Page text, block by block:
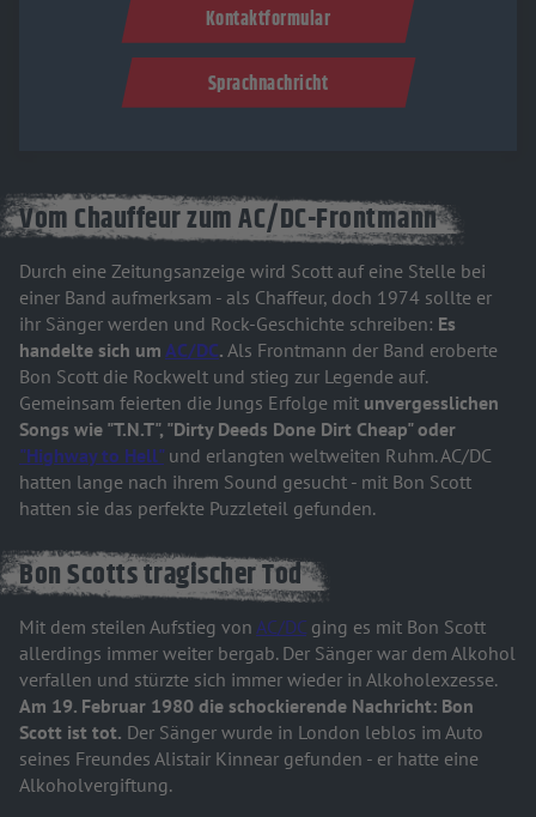
Kontaktformular
Sprachnachricht
Vom Chauffeur zum AC/DC-Frontmann
Durch eine Zeitungsanzeige wird Scott auf eine Stelle bei
einer Band aufmerksam - als Chaffeur, doch 1974 sollte er
ihr Sänger werden und Rock-Geschichte schreiben: Es
handelte sich um AC/DC. Als Frontmann der Band eroberte
Bon Scott die Rockwelt und stieg zur Legende auf.
Gemeinsam feierten die Jungs Erfolge mit unvergesslichen
Songs wie "T.N.T", "Dirty Deeds Done Dirt Cheap" oder
"Highway to Hell" und erlangten weltweiten Ruhm. AC/DC
hatten lange nach ihrem Sound gesucht - mit Bon Scott
hatten sie das perfekte Puzzleteil gefunden.
Bon Scotts tragischer Tod
Mit dem steilen Aufstieg von AC/DC ging es mit Bon Scott
allerdings immer weiter bergab. Der Sänger war dem Alkohol
verfallen und stürzte sich immer wieder in Alkoholexzesse.
Am 19. Februar 1980 die schockierende Nachricht: Bon
Scott ist tot. Der Sänger wurde in London leblos im Auto
seines Freundes Alistair Kinnear gefunden - er hatte eine
Alkoholvergiftung.